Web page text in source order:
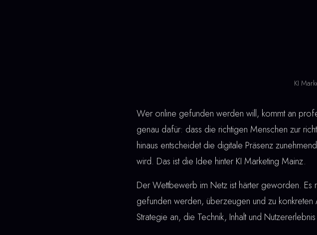
KI
Wer online gefunden werden will, kommt an
genau dafür: dass die richtigen Menschen zur
hinaus entscheidet die digitale Präsenz
wird. Das ist die Idee hinter KI Marketing Mainz.
Der Wettbewerb im Netz ist härter geworden. Es
gefunden werden, überzeugen und zu
Strategie an, die Technik, Inhalt und